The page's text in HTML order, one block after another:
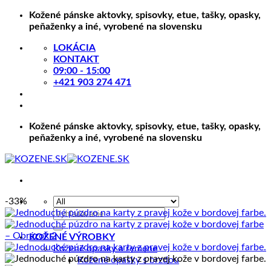
Skip
Kožené pánske aktovky, spisovky, etue, tašky, opasky,
peňaženky a iné, vyrobené na slovensku
LOKÁCIA
KONTAKT
09:00 - 15:00
+421 903 274 471
Kožené pánske aktovky, spisovky, etue, tašky, opasky,
peňaženky a iné, vyrobené na slovensku
Hľadať:
KOŽENÉ VÝROBKY
Kožené opasky a remene
Kožené opasky s brzdou
-33%